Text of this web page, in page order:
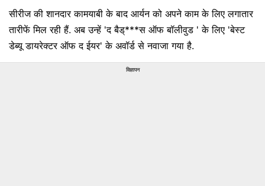
सीरीज की शानदार कामयाबी के बाद आर्यन को अपने काम के लिए लगातार
तारीफें मिल रही हैं. अब उन्हें 'द बैड्***स ऑफ बॉलीवुड ' के लिए 'बेस्ट
डेब्यू डायरेक्टर ऑफ द ईयर' के अवॉर्ड से नवाजा गया है.
विज्ञापन